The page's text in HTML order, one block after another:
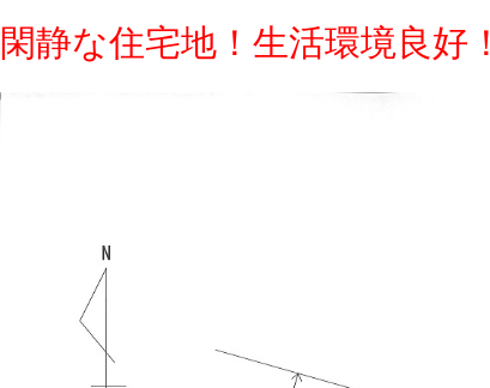
閑静な住宅地！生活環境良好！